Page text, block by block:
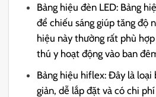
Bảng hiệu đèn LED: Bảng
để chiếu sáng giúp tăng độ
hiệu này thường rất phù
thú y hoạt động vào ban
Bảng hiệu hiflex: Đây là loại
giản, dễ lắp đặt và có chi